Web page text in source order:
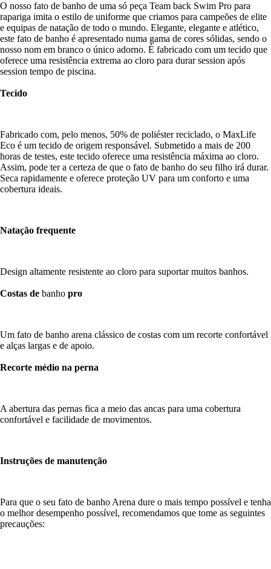
O nosso fato de banho de uma só peça Team back Swim Pro para
rapariga imita o estilo de uniforme que criamos para campeões de elite
e equipas de natação de todo o mundo. Elegante, elegante e atlético,
este fato de banho é apresentado numa gama de cores sólidas, sendo o
nosso nom em branco o único adorno. É fabricado com um tecido que
oferece uma resistência extrema ao cloro para durar session após
session tempo de piscina.
Tecido
Fabricado com, pelo menos, 50% de poliéster reciclado, o MaxLife
Eco é um tecido de origem responsável. Submetido a mais de 200
horas de testes, este tecido oferece uma resistência máxima ao cloro.
Assim, pode ter a certeza de que o fato de banho do seu filho irá durar.
Seca rapidamente e oferece proteção UV para um conforto e uma
cobertura ideais.
Natação frequente
Design altamente resistente ao cloro para suportar muitos banhos.
Costas de banho pro
Um fato de banho arena clássico de costas com um recorte confortável
e alças largas e de apoio.
Recorte médio na perna
A abertura das pernas fica a meio das ancas para uma cobertura
confortável e facilidade de movimentos.
Instruções de manutenção
Para que o seu fato de banho Arena dure o mais tempo possível e tenha
o melhor desempenho possível, recomendamos que tome as seguintes
precauções: